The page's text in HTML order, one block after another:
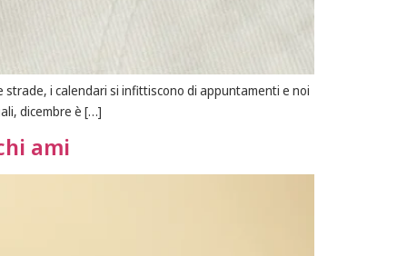
strade, i calendari si infittiscono di appuntamenti e noi
dicembre è […]
ami